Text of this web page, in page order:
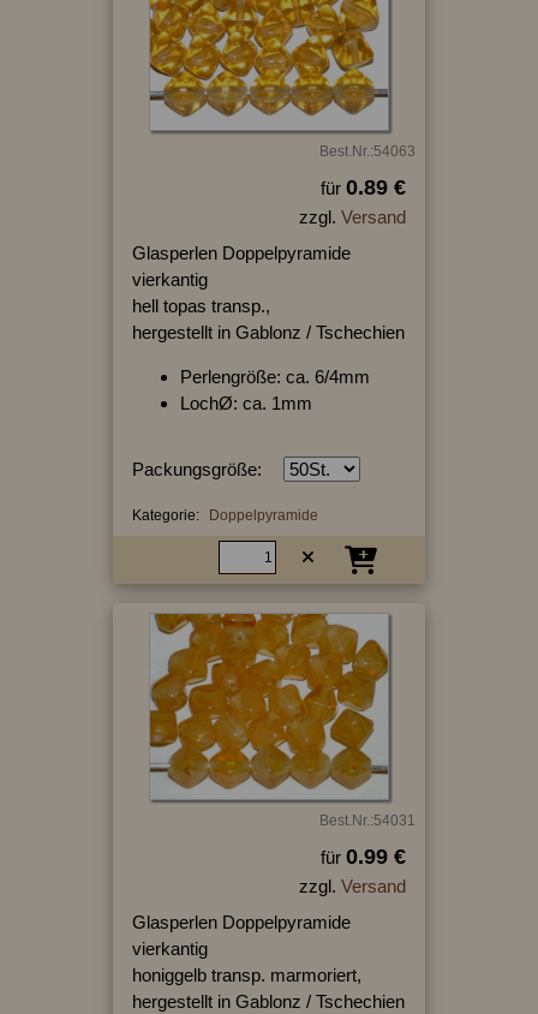
Best.Nr.:54063
für 0.89 €
zzgl. Versand
Glasperlen Doppelpyramide
vierkantig
hell topas transp.,
hergestellt in Gablonz / Tschechien
Perlengröße: ca. 6/4mm
LochØ: ca. 1mm
Packungsgröße:
Kategorie: Doppelpyramide
Best.Nr.:54031
für 0.99 €
zzgl. Versand
Glasperlen Doppelpyramide
vierkantig
honiggelb transp. marmoriert,
hergestellt in Gablonz / Tschechien